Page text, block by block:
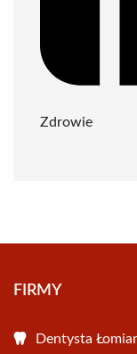
Zdrowie
FIRMY
Dentysta